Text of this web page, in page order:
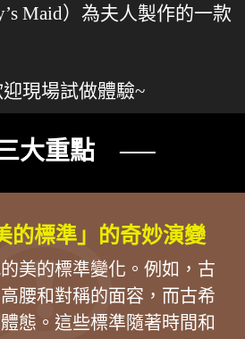
Maid）為夫人製作的一款
現場試做體驗~
大重點 ──
的標準」的奇妙演變
美的標準變化。例如，古
腰和對稱的面容，而古希
態。這些標準隨著時間和